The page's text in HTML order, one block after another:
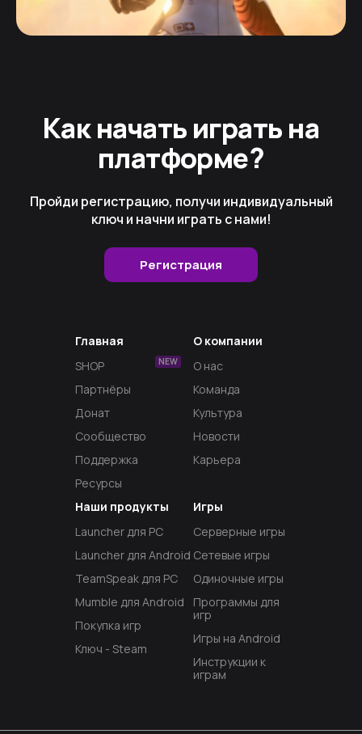
Как начать играть на
платформе?
Пройди регистрацию, получи индивидуальный
ключ и начни играть с нами!
Регистрация
Главная
SHOP
NEW
Партнёры
Донат
Сообщество
Поддержка
Ресурсы
Наши продукты
Launcher для PC
Launcher для Android
TeamSpeak для PC
Mumble для Android
Покупка игр
Ключ - Steam
Игры
Серверные игры
Сетевые игры
Одиночные игры
Программы для
игр
Игры на Android
Инструкции к
играм
О компании
О нас
Команда
Культура
Новости
Карьера